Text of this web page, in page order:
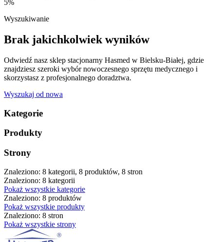
5%
Wyszukiwanie
Brak jakichkolwiek wyników
Odwiedź nasz sklep stacjonarny Hasmed w Bielsku-Białej, gdzie
znajdziesz szeroki wybór nowoczesnego sprzętu medycznego i
skorzystasz z profesjonalnego doradztwa.
Wyszukaj od nowa
Kategorie
Produkty
Strony
Znaleziono: 8 kategorii, 8 produktów, 8 stron
Znaleziono: 8 kategorii
Pokaż wszystkie kategorie
Znaleziono: 8 produktów
Pokaż wszystkie produkty
Znaleziono: 8 stron
Pokaż wszystkie strony